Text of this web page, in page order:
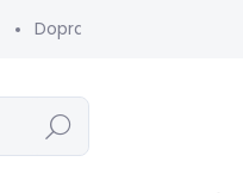
Doprava a platba
Hledat